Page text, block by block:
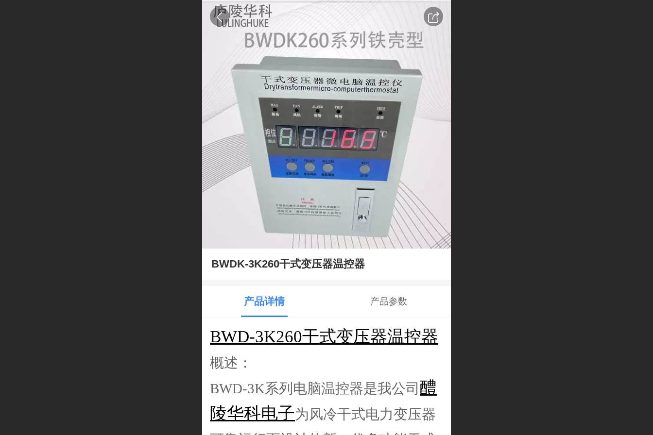
BWDK-3K260干式变压器温控器
产品详情 产品参数
BWD-3K260干式变压器温控器
概述：
BWD-3K系列电脑温控器是我公司 醴
陵华科电子为风冷干式电力变压器